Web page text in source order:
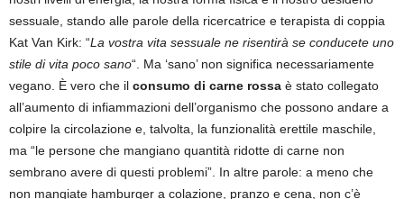
sessuale, stando alle parole della ricercatrice e terapista di coppia
Kat Van Kirk: “La vostra vita sessuale ne risentirà se conducete uno
stile di vita poco sano“. Ma ‘sano’ non significa necessariamente
vegano. È vero che il consumo di carne rossa è stato collegato
all’aumento di infiammazioni dell’organismo che possono andare a
colpire la circolazione e, talvolta, la funzionalità erettile maschile,
ma “le persone che mangiano quantità ridotte di carne non
sembrano avere di questi problemi”. In altre parole: a meno che
non mangiate hamburger a colazione, pranzo e cena, non c’è